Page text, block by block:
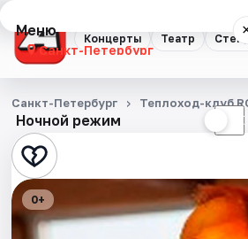
Концерты Театр
Меню
Санкт-Петербург
Концерты
Театр
Стендап
Выставки
Ночной режим ☾
Санкт-Петербург Теплоход-клуб
0+